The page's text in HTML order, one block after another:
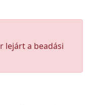
lejárt a beadási